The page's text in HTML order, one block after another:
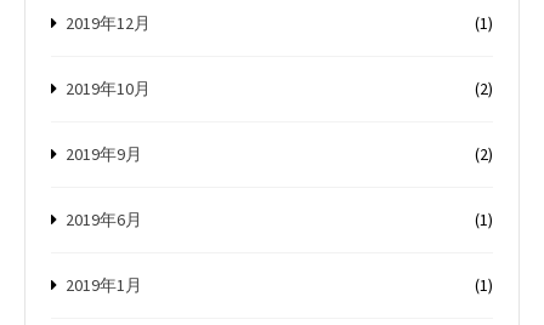
2019年12月 (1)
2019年10月 (2)
2019年9月 (2)
2019年6月 (1)
2019年1月 (1)